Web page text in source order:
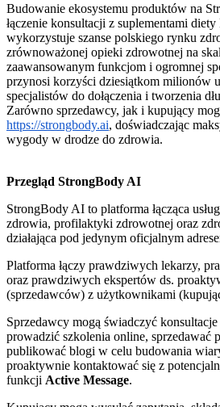
Budowanie ekosystemu produktów na
łączenie konsultacji z suplementami
wykorzystuje szanse polskiego rynku
zrównoważonej opieki zdrowotnej na
zaawansowanym funkcjom i ogromnej
przynosi korzyści dziesiątkom milionów
specjalistów do dołączenia i tworzenia
Zarówno sprzedawcy, jak i kupujący
https://strongbody.ai, doświadczając
wygody w drodze do zdrowia.
Przegląd StrongBody AI
StrongBody AI to platforma łącząca
zdrowia, profilaktyki zdrowotnej oraz
działająca pod jedynym oficjalnym
Platforma łączy prawdziwych lekarzy,
oraz prawdziwych ekspertów ds.
(sprzedawców) z użytkownikami
Sprzedawcy mogą świadczyć
prowadzić szkolenia online, sprzedawać
publikować blogi w celu budowania
proaktywnie kontaktować się z
funkcji Active Message.